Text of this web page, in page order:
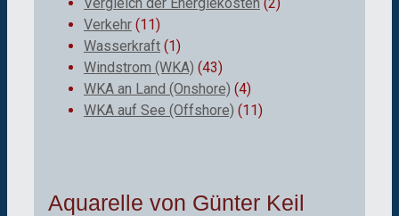
Verkehr (11)
Wasserkraft (1)
Windstrom (WKA) (43)
WKA an Land (Onshore) (4)
WKA auf See (Offshore) (11)
Aquarelle von Günter Keil